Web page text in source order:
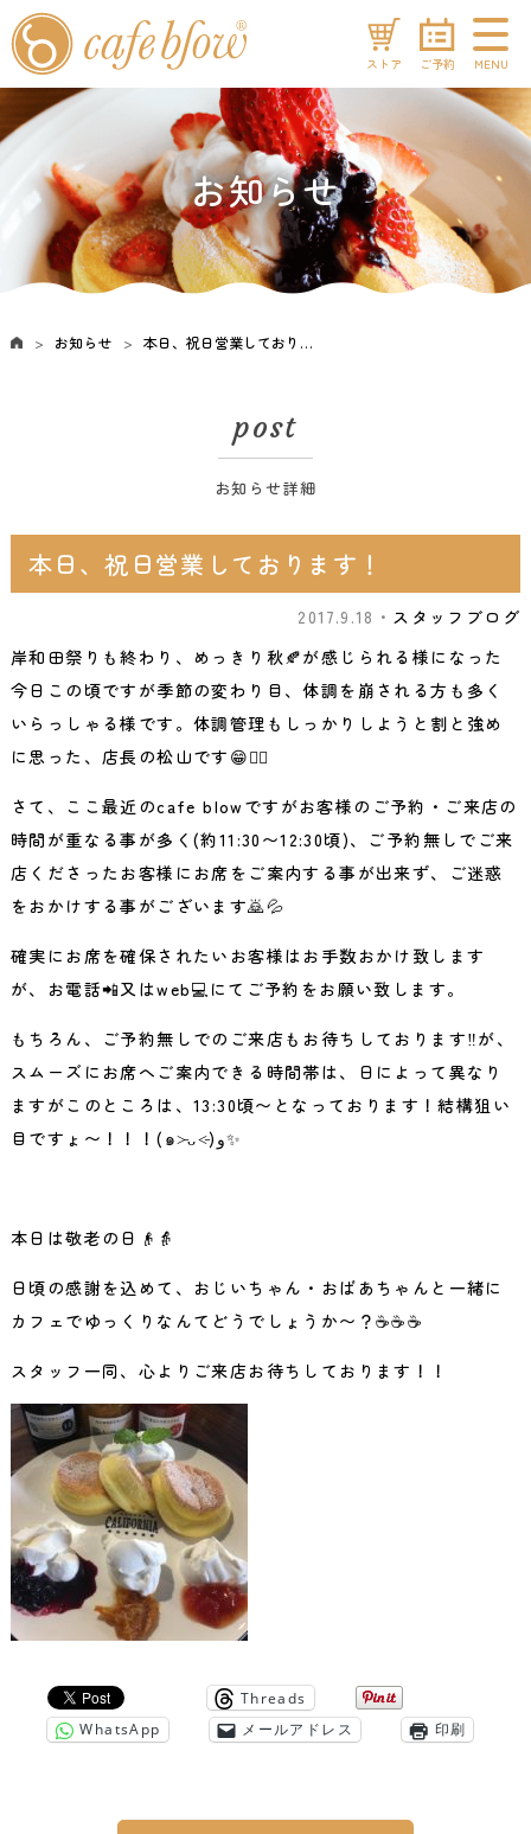
MENU
ご予約
ストア
お知らせ
お知らせ 本日、祝日営業しております！
post
お知らせ詳細
本日、祝日営業しております！
2017.9.18・ スタッフブログ
岸和田祭りも終わり、めっきり秋🍂が感じられる様になった
今日この頃ですが季節の変わり目、体調を崩される方も多く
いらっしゃる様です。体調管理もしっかりしようと割と強め
に思った、店長の松山です😁👍🏻
さて、ここ最近のcafe blowですがお客様のご予約・ご来店の
時間が重なる事が多く(約11:30〜12:30頃)、ご予約無しでご来
店くださったお客様にお席をご案内する事が出来ず、ご迷惑
をおかけする事がございます🙇💦
確実にお席を確保されたいお客様はお手数おかけ致します
が、お電話📲又はweb💻にてご予約をお願い致します。
もちろん、ご予約無しでのご来店もお待ちしております‼️が、
スムーズにお席へご案内できる時間帯は、日によって異なり
ますがこのところは、13:30頃〜となっております！結構狙い
目ですょ〜！！！(๑˃̵ᴗ˂̵)و✨
本日は敬老の日👴👵
日頃の感謝を込めて、おじいちゃん・おばあちゃんと一緒に
カフェでゆっくりなんてどうでしょうか〜？ ☕️☕️☕️
スタッフ一同、心よりご来店お待ちしております！！
Threads
WhatsApp
メールアドレス 印刷